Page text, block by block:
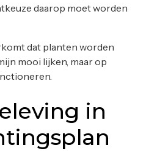
daarop moet worden
dat planten worden
mooi lijken, maar op
in